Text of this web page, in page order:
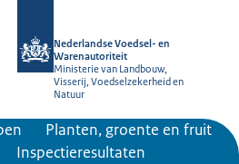
Nederlandse Voedsel- en
Warenautoriteit
Ministerie van Landbouw,
Visserij, Voedselzekerheid en
Natuur
Planten, groente en fruit
Inspectieresultaten